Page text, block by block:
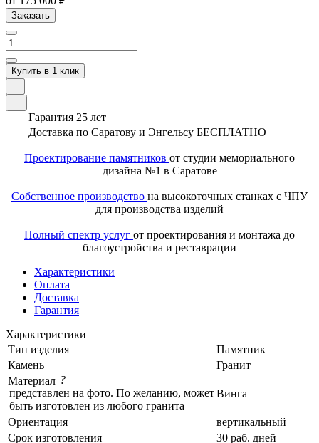
Заказать
Купить в 1 клик
Гарантия 25 лет
Доставка по Саратову и Энгельсу БЕСПЛАТНО
Проектирование памятников от студии мемориального
дизайна №1 в Саратове
Собственное производство на высокоточных станках с ЧПУ
для производства изделий
Полный спектр услуг от проектирования и монтажа до
благоустройства и реставрации
Характеристики
Оплата
Доставка
Гарантия
Характеристики
Тип изделия
Памятник
Камень
Гранит
Материал ?
представлен на фото. По желанию, может
быть изготовлен из любого гранита
Винга
Ориентация
вертикальный
Срок изготовления
30 раб. дней